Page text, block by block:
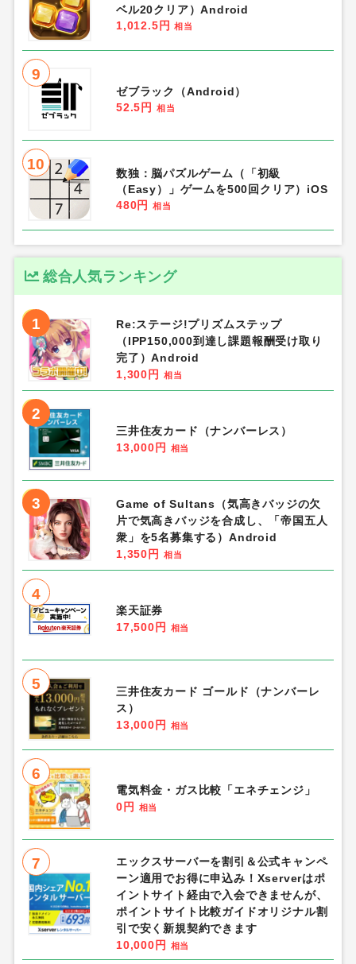
ベル20クリア）Android
1,012.5円
相当
9
ゼブラック（Android）
52.5円
相当
10
数独：脳パズルゲーム（「初級
（Easy）」ゲームを500回クリア）iOS
480円
相当
総合人気ランキング
1
Re:ステージ!プリズムステップ
（IPP150,000到達し課題報酬受け取り
完了）Android
1,300円
相当
2
三井住友カード（ナンバーレス）
13,000円
相当
3
Game of Sultans（気高きバッジの欠
片で気高きバッジを合成し、「帝国五人
衆」を5名募集する）Android
1,350円
相当
4
楽天証券
17,500円
相当
5
三井住友カード ゴールド（ナンバーレ
ス）
13,000円
相当
6
電気料金・ガス比較「エネチェンジ」
0円
相当
7
エックスサーバーを割引＆公式キャンペ
ーン適用でお得に申込み！Xserverはポ
イントサイト経由で入会できませんが、
ポイントサイト比較ガイドオリジナル割
引で安く新規契約できます
10,000円
相当